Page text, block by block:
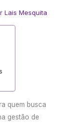
Lais Mesquita
quem busca
gestão de